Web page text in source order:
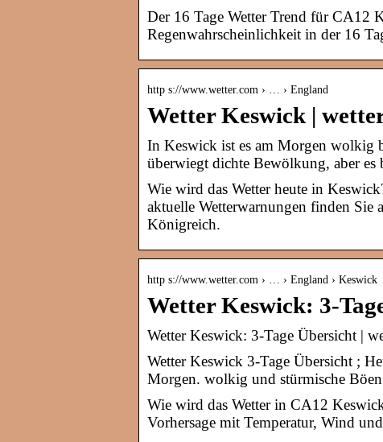
Der 16 Tage Wetter Trend für CA12
Regenwahrscheinlichkeit in der 16
http s://www.wetter.com › … › England
Wetter Keswick |
In Keswick ist es am Morgen wolkig
überwiegt dichte Bewölkung, aber
Wie wird das Wetter heute in
aktuelle Wetterwarnungen finden
Königreich.
http s://www.wetter.com › … › England › Keswick
Wetter Keswick: 3-
Wetter Keswick: 3-Tage Übersicht |
Wetter Keswick 3-Tage Übersicht ;
Morgen. wolkig und stürmische
Wie wird das Wetter in CA12
Vorhersage mit Temperatur, Wind